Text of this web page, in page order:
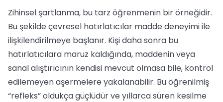
Zihinsel şartlanma, bu tarz öğrenmenin bir örneğidir.
Bu şekilde çevresel hatırlatıcılar madde deneyimi ile
ilişkilendirilmeye başlanır. Kişi daha sonra bu
hatırlatıcılara maruz kaldığında, maddenin veya
sanal alıştırıcının kendisi mevcut olmasa bile, kontrol
edilemeyen aşermelere yakalanabilir. Bu öğrenilmiş
“refleks” oldukça güçlüdür ve yıllarca süren kesilme